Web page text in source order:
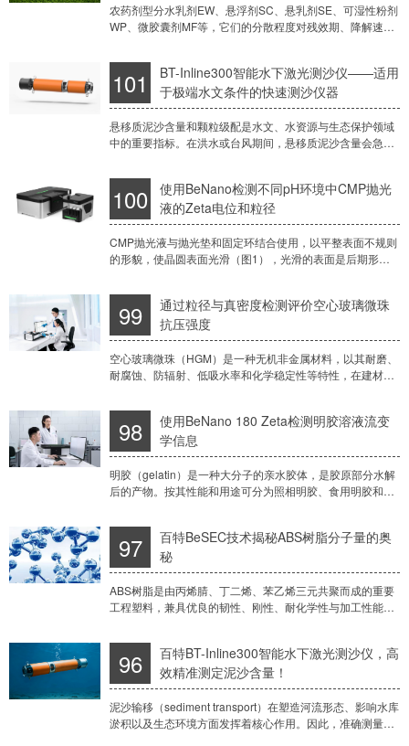
农药剂型分水乳剂EW、悬浮剂SC、悬乳剂SE、可湿性粉剂
WP、微胶囊剂MF等，它们的分散程度对残效期、降解速度
加速降解；粒度粗或团聚会延缓降解速度从
101
BT-Inline300智能水下激光测沙仪——适用
于极端水文条件的快速测沙仪器
悬移质泥沙含量和颗粒级配是水文、水资源与生态保护领域
中的重要指标。在洪水或台风期间，悬移质泥沙含量会急剧
床冲刷、水库淤积以及污染物输移，对防洪
100
使用BeNano检测不同pH环境中CMP抛光
液的Zeta电位和粒径
CMP抛光液与抛光垫和固定环结合使用，以平整表面不规则
的形貌，使晶圆表面光滑（图1），光滑的表面是后期形成
浆料颗粒的尺寸分布有关。抛光液中颗粒的尺寸
99
通过粒径与真密度检测评价空心玻璃微珠
抗压强度
空心玻璃微珠（HGM）是一种无机非金属材料，以其耐磨、
耐腐蚀、防辐射、低吸水率和化学稳定性等特性，在建材、
用。其抗压强度作为关键性能指标，对应用和产
98
使用BeNano 180 Zeta检测明胶溶液流变
学信息
明胶（gelatin）是一种大分子的亲水胶体，是胶原部分水解
后的产物。按其性能和用途可分为照相明胶、食用明胶和工
会受到明胶类型、浓度以及外界条件
97
百特BeSEC技术揭秘ABS树脂分子量的奥
秘
ABS树脂是由丙烯腈、丁二烯、苯乙烯三元共聚而成的重要
工程塑料，兼具优良的韧性、刚性、耐化学性与加工性能，
响材料性能——低分子量ABS流动性好、易加
96
百特BT-Inline300智能水下激光测沙仪，高
效精准测定泥沙含量！
泥沙输移（sediment transport）在塑造河流形态、影响水库
淤积以及生态环境方面发挥着核心作用。因此，准确测量悬